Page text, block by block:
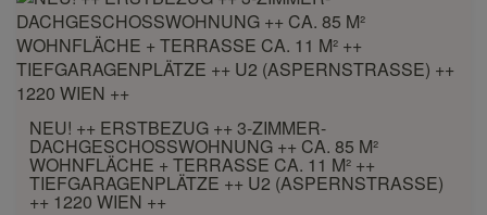
NEU! ++ ERSTBEZUG ++ 3-ZIMMER-
DACHGESCHOSSWOHNUNG ++ CA. 85 M²
WOHNFLÄCHE + TERRASSE CA. 11 M² ++
TIEFGARAGENPLÄTZE ++ U2 (ASPERNSTRASSE)
++ 1220 WIEN ++